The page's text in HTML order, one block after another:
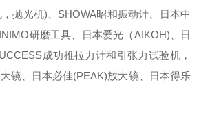
抛光机)、SHOWA昭和振动计、日本中
研磨工具、日本爱光（AIKOH)、日
成功推拉力计和引张力试验机，
镜、日本必佳(PEAK)放大镜、日本得乐